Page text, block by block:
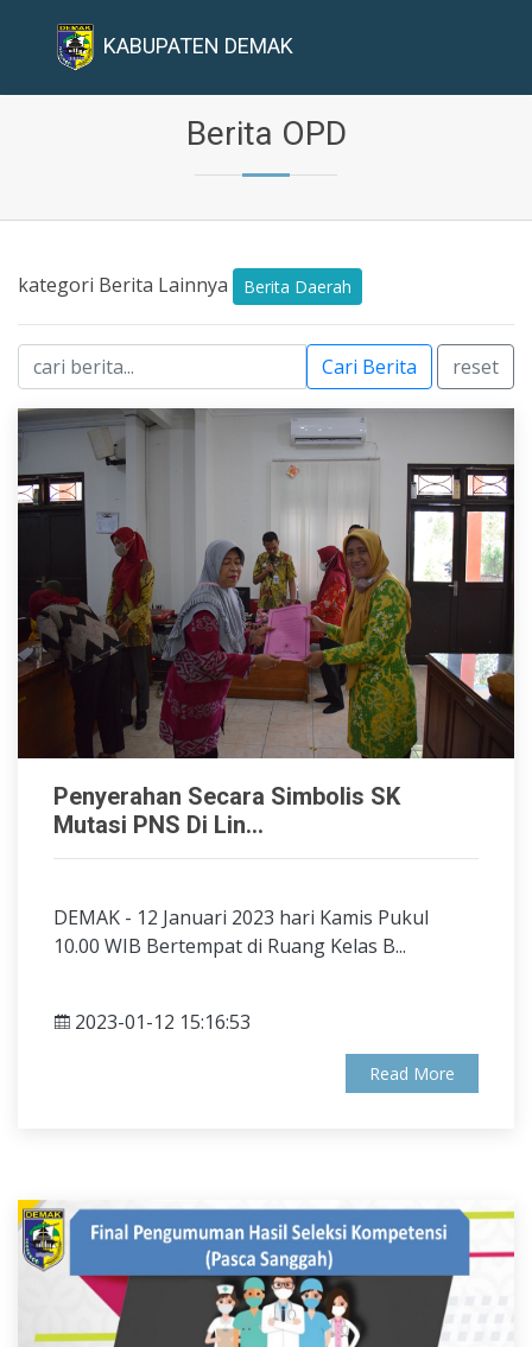
KABUPATEN DEMAK
Berita OPD
kategori Berita Lainnya Berita Daerah
Cari Berita reset
Penyerahan Secara Simbolis SK
Mutasi PNS Di Lin...
DEMAK - 12 Januari 2023 hari Kamis Pukul
10.00 WIB Bertempat di Ruang Kelas B...
2023-01-12 15:16:53
Read More